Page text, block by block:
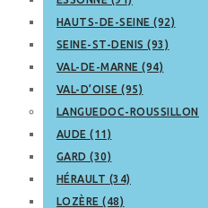
HAUTS-DE-SEINE (92)
SEINE-ST-DENIS (93)
VAL-DE-MARNE (94)
VAL-D’OISE (95)
LANGUEDOC-ROUSSILLON
AUDE (11)
GARD (30)
HÉRAULT (34)
LOZÈRE (48)